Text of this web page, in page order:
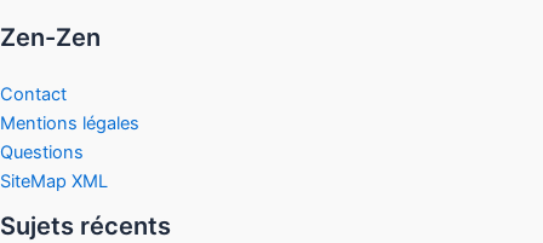
Zen-Zen
Contact
Mentions légales
Questions
SiteMap XML
Sujets récents